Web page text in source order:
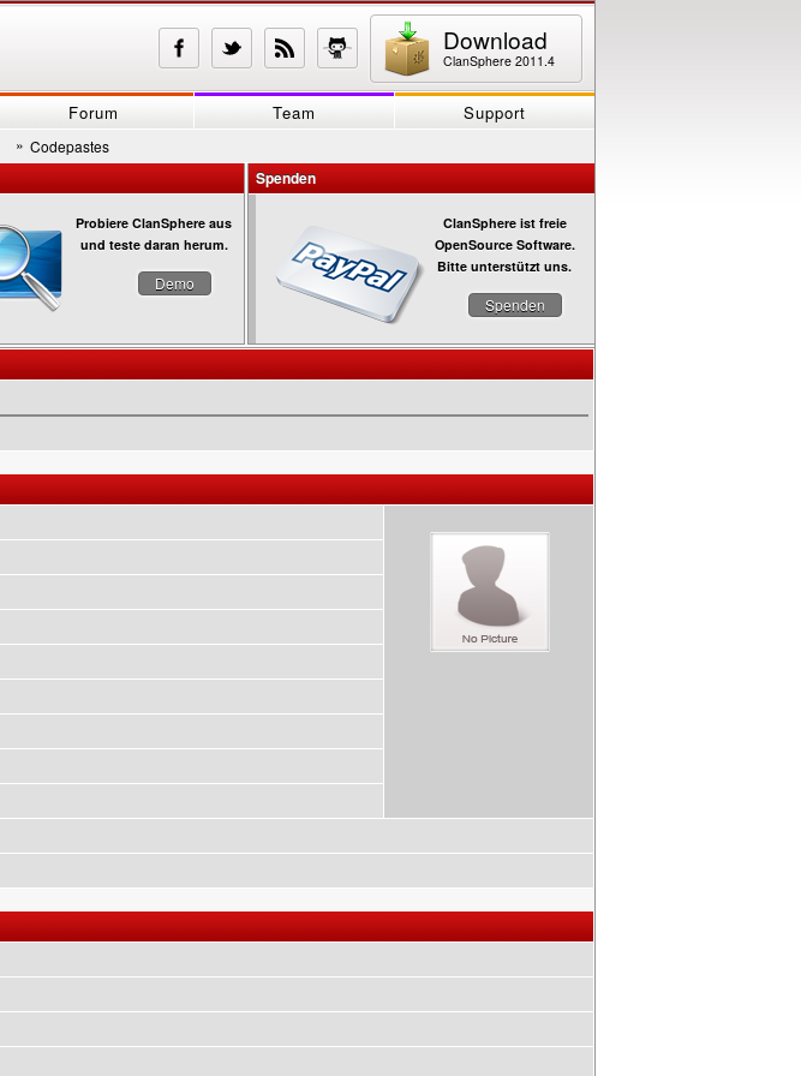
Download
ClanSphere 2011.4
Forum Team Support
» Codepastes
Probiere ClanSphere aus
und teste daran herum.
Demo
Spenden
ClanSphere ist freie
OpenSource Software.
Bitte unterstützt uns.
Spenden